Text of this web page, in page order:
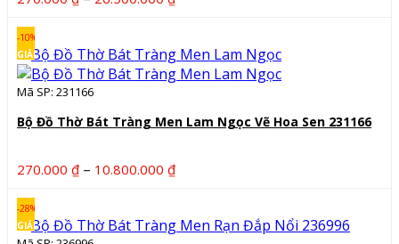
270.000 ₫
đến
-10%
GIẢM
Mã SP: 231166
Bộ Đồ Thờ Bát Tràng Men Lam Ngọc Vẽ Hoa Sen 231166
270.000 ₫ – 10.800.000 ₫Khoảng
270.000 ₫
-28%
GIẢM